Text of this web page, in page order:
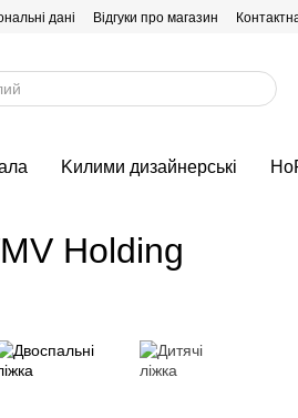
дані Відгуки про магазин
Kилими дизайнерські
Holding